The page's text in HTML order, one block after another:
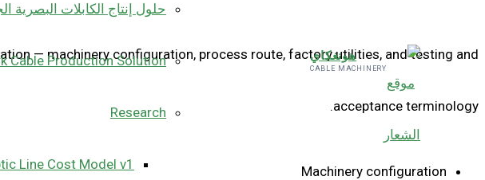
هونغكاي
CABLE MACHINERY
حلول إنتاج الكابلات البصرية
Cable Production Solution
Research
Line Cost Model v1
— machinery configuration, process route, factory utilities, and testing and
acceptance terminology.
Machinery configuration